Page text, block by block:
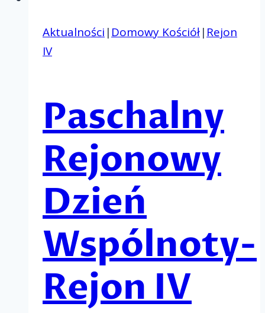
Aktualności | Domowy Kościół| Rejon
IV
Paschalny
Rejonowy
Dzień
Wspólnoty-
Rejon IV